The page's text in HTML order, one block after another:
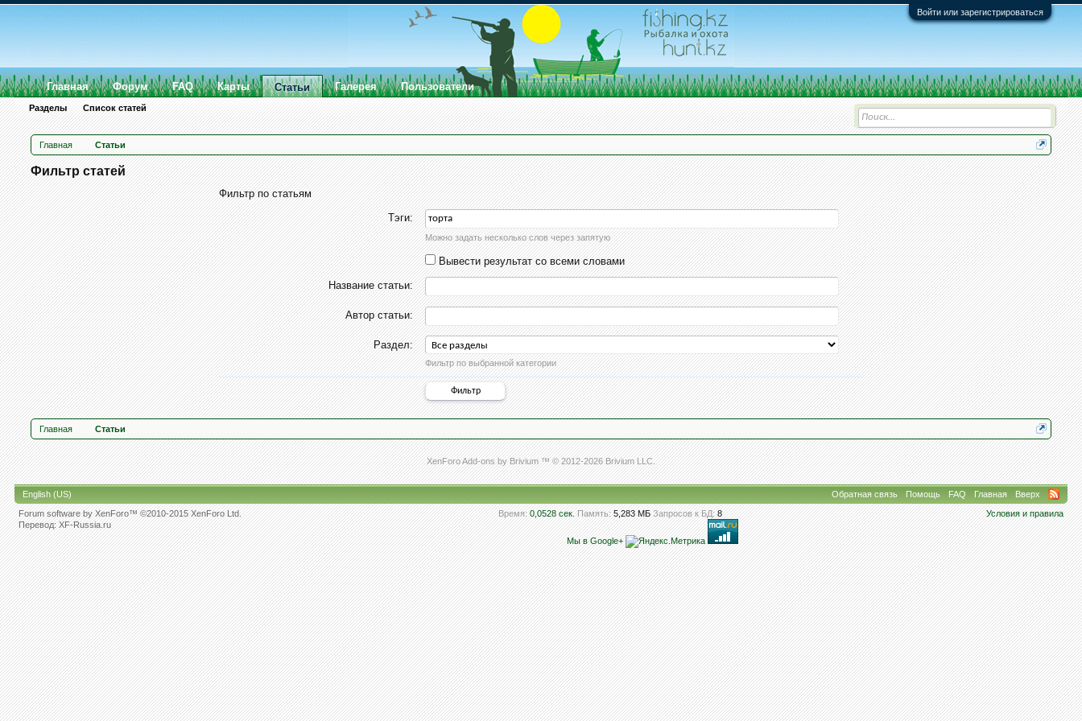
Войти или зарегистрироваться
Главная Статьи
Фильтр статей
Фильтр по статьям
Тэги:
Можно задать несколько слов через запятую
Вывести результат со всеми словами
Название статьи:
Автор статьи:
Раздел:
Фильтр по выбранной категории
Главная Статьи
XenForo Add-ons by Brivium ™ © 2012-2026 Brivium LLC.
Главная Форум FAQ Карты Статьи
Разделы Список статей
Галерея Пользователи
English (US) Обратная связь Помощь FAQ Главная
Вверх
Условия и правила
Forum software by XenForo™©2010-2015 XenForo Ltd.
Перевод:XF-Russia.ru
Время: 0,0528 сек. Память: 5,283 МБ Запросов к БД: 8
Мы в Google+